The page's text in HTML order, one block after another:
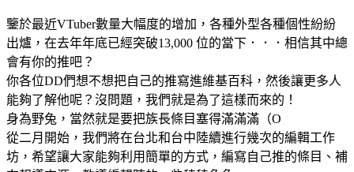
鑒於最近VTuber數量大幅度的增加，各種外型各種個性紛紛
出爐，在去年年底已經突破13,000 位的當下．．．相信其中總
會有你的推吧？
你各位DD們想不想把自己的推寫進維基百科，然後讓更多人
能夠了解他呢？沒問題，我們就是為了這樣而來的！
身為野兔，當然就是要把族長條目塞得滿滿滿（O
從二月開始，我們將在台北和台中陸續進行幾次的編輯工作
坊，希望讓大家能夠利用簡單的方式，編寫自己推的條目、補